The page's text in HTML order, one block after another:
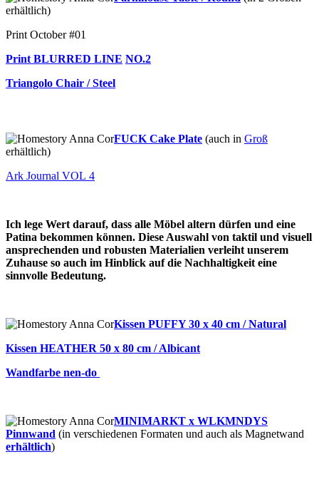
erhältlich)
Print October #01
Print BLURRED LINE NO.2
Triangolo Chair / Steel
FUCK Cake Plate (auch in Groß
erhältlich)
Ark Journal VOL 4
Ich lege Wert darauf, dass alle Möbel altern dürfen und eine
Patina bekommen können. Diese Auswahl von taktil und visuell
ansprechenden und robusten Materialien verleiht unserem
Zuhause so auch im Hinblick auf die Nachhaltigkeit eine
sinnvolle Bedeutung.
Kissen PUFFY 30 x 40 cm / Natural
Kissen HEATHER 50 x 80 cm / Albicant
Wandfarbe nen-do
MINIMARKT x WLKMNDYS
Pinnwand (in verschiedenen Formaten und auch als Magnetwand
erhältlich)